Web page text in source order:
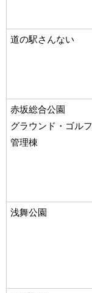
道の駅さんない
赤坂総合公園
グラウンド・ゴルフ
管理棟
浅舞公園